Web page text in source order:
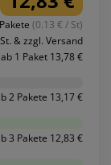
(0.13 € / St)
& zzgl. Versand
ab 1 Paket 13,78 €
2 Pakete 13,17 €
3 Pakete 12,83 €